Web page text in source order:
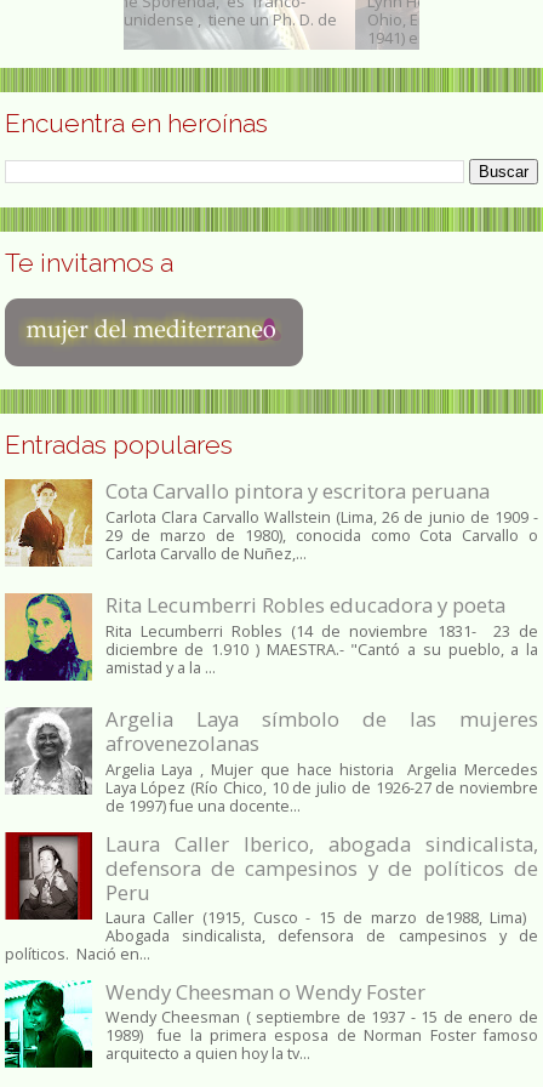
Ohio, Estados Unidos, 17 de junio de
1941) es una artista...
Encuentra en heroínas
Te invitamos a
Entradas populares
Cota Carvallo pintora y escritora peruana
Carlota Clara Carvallo Wallstein (Lima, 26 de junio de 1909 -
29 de marzo de 1980), conocida como Cota Carvallo o
Carlota Carvallo de Nuñez,...
Rita Lecumberri Robles educadora y poeta
Rita Lecumberri Robles (14 de noviembre 1831- 23 de
diciembre de 1.910 ) MAESTRA.- "Cantó a su pueblo, a la
amistad y a la ...
Argelia Laya símbolo de las mujeres
afrovenezolanas
Argelia Laya , Mujer que hace historia Argelia Mercedes
Laya López (Río Chico, 10 de julio de 1926-27 de noviembre
de 1997) fue una docente...
Laura Caller Iberico, abogada sindicalista,
defensora de campesinos y de políticos de
Peru
Laura Caller (1915, Cusco - 15 de marzo de1988, Lima)
Abogada sindicalista, defensora de campesinos y de
políticos. Nació en...
Wendy Cheesman o Wendy Foster
Wendy Cheesman ( septiembre de 1937 - 15 de enero de
1989) fue la primera esposa de Norman Foster famoso
arquitecto a quien hoy la tv...